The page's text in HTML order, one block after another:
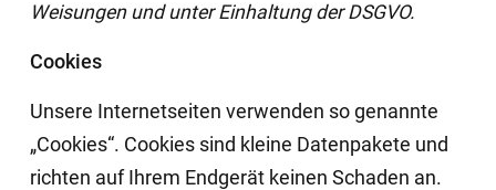
Weisungen und unter Einhaltung der DSGVO.
Cookies
Unsere Internetseiten verwenden so genannte
„Cookies“. Cookies sind kleine Datenpakete und
richten auf Ihrem Endgerät keinen Schaden an.